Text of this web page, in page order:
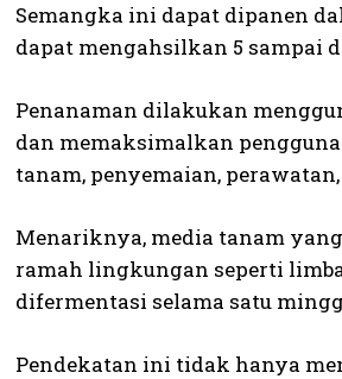
Semangka ini dapat dipanen
dapat mengahsilkan 5 sampai
Penanaman dilakukan
dan memaksimalkan
tanam, penyemaian,
Menariknya, media tanam
ramah lingkungan seperti
difermentasi selama satu
Pendekatan ini tidak hanya